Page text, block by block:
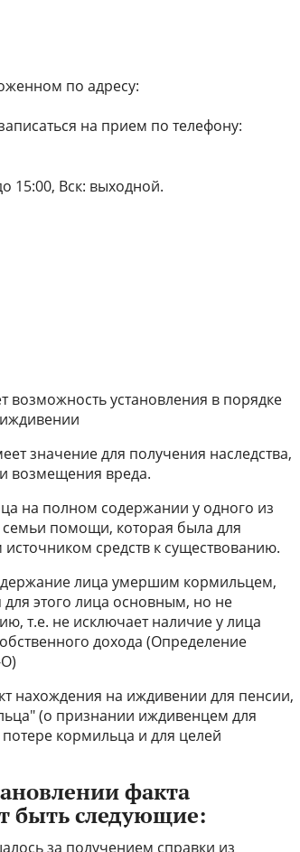
по адресу:
на прием по телефону:
15:00, Вск: выходной.
возможность установления в порядке
значение для получения наследства,
возмещения вреда.
на полном содержании у одного из
помощи, которая была для
средств к существованию.
лица умершим кормильцем,
этого лица основным, но не
т.е. не исключает наличие у лица
дохода (Определение
нахождения на иждивении для пенсии,
(о признании иждивенцем для
кормильца и для целей
факта
быть следующие:
за получением справки из